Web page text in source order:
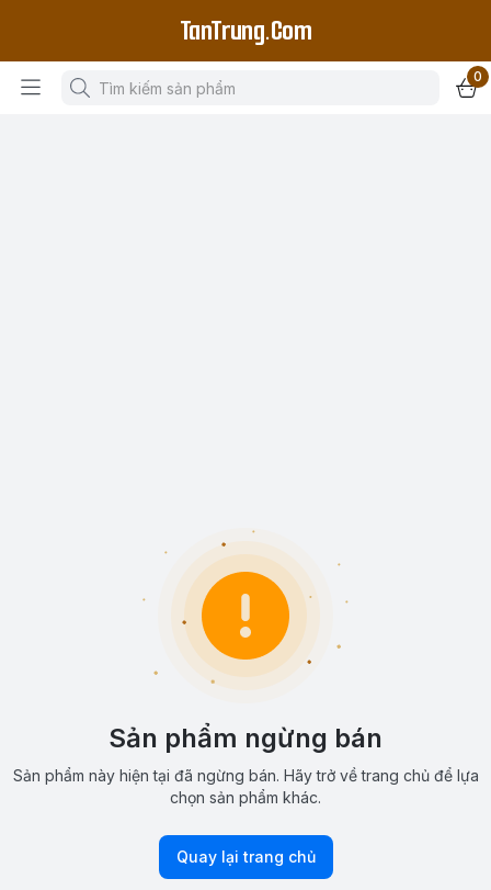
TanTrung.Com
0
Sản phẩm ngừng bán
Sản phẩm này hiện tại đã ngừng bán. Hãy trở về trang chủ để lựa
chọn sản phẩm khác.
Quay lại trang chủ